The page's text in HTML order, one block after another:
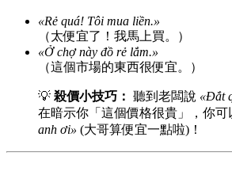
«Rẻ quá! Tôi mua liền.»
（太便宜了！我馬上買。）
«Ở chợ này đồ rẻ lắm.»
（這個市場的東西很便宜。）
💡 殺價小技巧： 聽到老闆說 «Đắt
在暗示你「這個價格很貴」，你可
anh ơi» (大哥算便宜一點啦)！